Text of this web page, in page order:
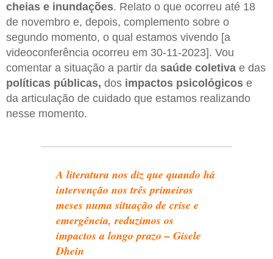
cheias e inundações. Relato o que ocorreu até 18
de novembro e, depois, complemento sobre o
segundo momento, o qual estamos vivendo [a
videoconferência ocorreu em 30-11-2023]. Vou
comentar a situação a partir da saúde coletiva e das
políticas públicas, dos impactos psicológicos e
da articulação de cuidado que estamos realizando
nesse momento.
A literatura nos diz que quando há
intervenção nos três primeiros
meses numa situação de crise e
emergência, reduzimos os
impactos a longo prazo – Gisele
Dhein